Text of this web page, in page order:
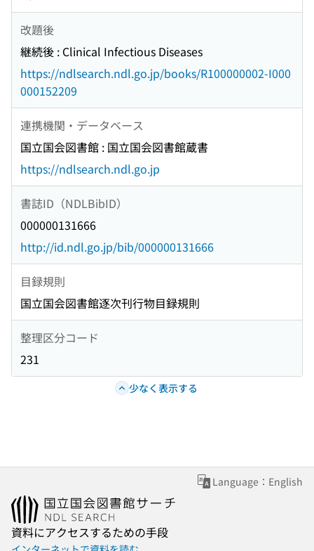
改題後
継続後 : Clinical Infectious Diseases
https://ndlsearch.ndl.go.jp/books/R100000002-I000
000152209
連携機関・データベース
国立国会図書館 : 国立国会図書館蔵書
https://ndlsearch.ndl.go.jp
書誌ID（NDLBibID）
000000131666
http://id.ndl.go.jp/bib/000000131666
目録規則
国立国会図書館逐次刊行物目録規則
整理区分コード
231
少なく表示する
Language：English
資料にアクセスするための手段